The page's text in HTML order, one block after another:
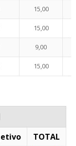
15,00
15,00
9,00
15,00
TOTAL